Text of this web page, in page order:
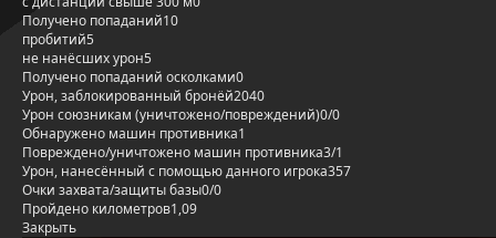
Получено попаданий10
пробитий5
не нанёсших урон5
Получено попаданий осколками0
Урон, заблокированный бронёй2040
Урон союзникам (уничтожено/повреждений)0/0
Обнаружено машин противника1
Повреждено/уничтожено машин противника3/1
Урон, нанесённый с помощью данного игрока357
Очки захвата/защиты базы0/0
Пройдено километров1,09
Закрыть